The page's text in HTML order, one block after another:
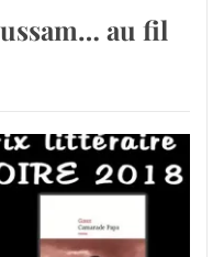
au fil